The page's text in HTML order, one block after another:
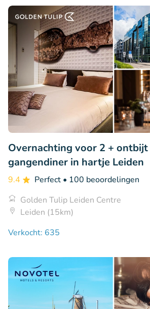
Overnachting voor 2 +
gangendiner in hartje Leiden
9.4 Perfect • 100 beoordelingen
Golden Tulip Leiden Centre
Leiden (15km)
Verkocht: 635